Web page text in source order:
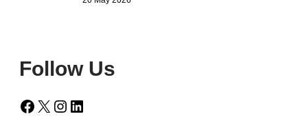
Follow Us
Facebook X Instagram LinkedIn